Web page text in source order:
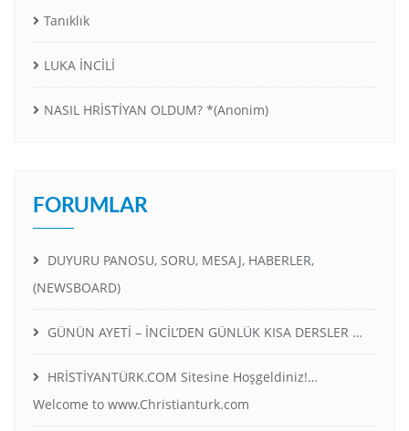
Tanıklık
LUKA İNCİLİ
NASIL HRİSTİYAN OLDUM? *(Anonim)
FORUMLAR
DUYURU PANOSU, SORU, MESAJ, HABERLER,
(NEWSBOARD)
GÜNÜN AYETİ – İNCİL’DEN GÜNLÜK KISA DERSLER …
HRİSTİYANTÜRK.COM Sitesine Hoşgeldiniz!…
Welcome to www.Christianturk.com